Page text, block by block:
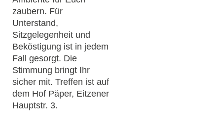
zaubern. Für
Unterstand,
Sitzgelegenheit und
Beköstigung ist in jedem
Fall gesorgt. Die
Stimmung bringt Ihr
sicher mit. Treffen ist auf
dem Hof Päper, Eitzener
Hauptstr. 3.